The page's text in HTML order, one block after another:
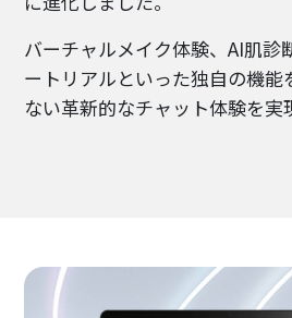
バーチャルメイク体験、AI肌診
ートリアルといった独自の機能
ない革新的なチャット体験を実